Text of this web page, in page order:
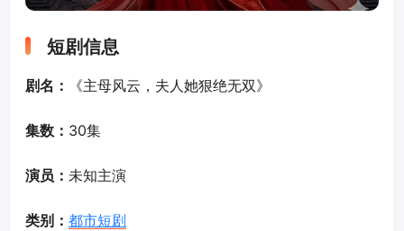
短剧信息
剧名： 《主母风云，夫人她狠绝无双》
集数： 30集
演员： 未知主演
类别： 都市短剧